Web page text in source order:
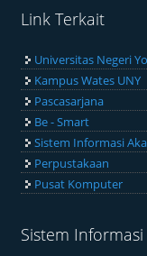
Link Terkait
Universitas Negeri
Kampus Wates UNY
Pascasarjana
Be - Smart
Sistem Informasi
Perpustakaan
Pusat Komputer
Sistem Informasi